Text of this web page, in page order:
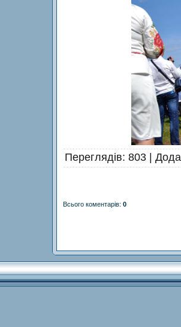
Переглядів: 803 |
Всього коментарів: 0